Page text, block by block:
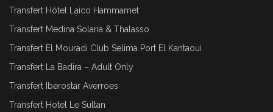
Transfert Hôtel Laico Hammamet
Transfert Medina Solaria & Thalasso
Transfert El Mouradi Club Selima Port El Kantaoui
Transfert La Badira – Adult Only
Transfert Iberostar Averroes
Transfert Hotel Le Sultan